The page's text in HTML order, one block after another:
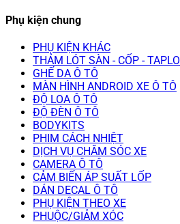
Phụ kiện chung
PHỤ KIỆN KHÁC
THẢM LÓT SÀN - CỐP - TAPLO
GHẾ DA Ô TÔ
MÀN HÌNH ANDROID XE Ô TÔ
ĐỘ LOA Ô TÔ
ĐỘ ĐÈN Ô TÔ
BODYKITS
PHIM CÁCH NHIỆT
DỊCH VỤ CHĂM SÓC XE
CAMERA Ô TÔ
CẢM BIẾN ÁP SUẤT LỐP
DÁN DECAL Ô TÔ
PHỤ KIỆN THEO XE
PHUỘC/GIẢM XÓC